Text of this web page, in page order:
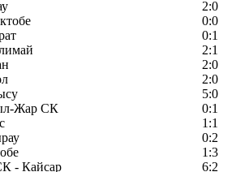
2:0
0:0
0:1
2:1
2:0
2:0
5:0
Жар СК
0:1
1:1
0:2
1:3
- Кайсар
6:2